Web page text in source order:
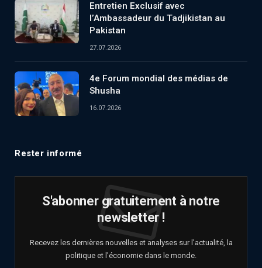
Entretien Exclusif avec
l’Ambassadeur du Tadjikistan au
Pakistan
27.07.2026
4e Forum mondial des médias de
Shusha
16.07.2026
Rester informé
S'abonner gratuitement à notre
newsletter !
Recevez les dernières nouvelles et analyses sur l'actualité, la
politique et l'économie dans le monde.